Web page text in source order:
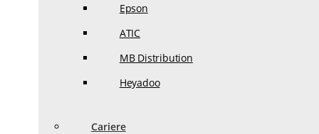
Epson
ATIC
MB Distribution
Heyadoo
Cariere